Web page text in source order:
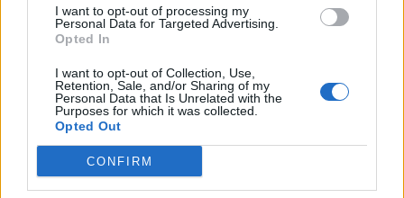
I want to opt-out of processing my
Personal Data for Targeted Advertising.
Opted In
I want to opt-out of Collection, Use,
Retention, Sale, and/or Sharing of my
Personal Data that Is Unrelated with the
Purposes for which it was collected.
Opted Out
CONFIRM
tisdag 13 september
2022
18 kommunalt förtroendevalda i Moskva och St
Petersburg kräver att Putin avgår, kvinna dömd
till rättspsykiatrisk vård efter anlagda bränder,
ukrainska militära styrkor har tagit tillbaka 20
samhällen det senaste dygnet och Lagrådet
varnar återigen för generella straffskärpningar.